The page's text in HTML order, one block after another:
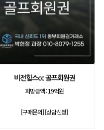
비전힐스cc 골프회원권
희망금액 :19억원
[구매문의][상담신청]